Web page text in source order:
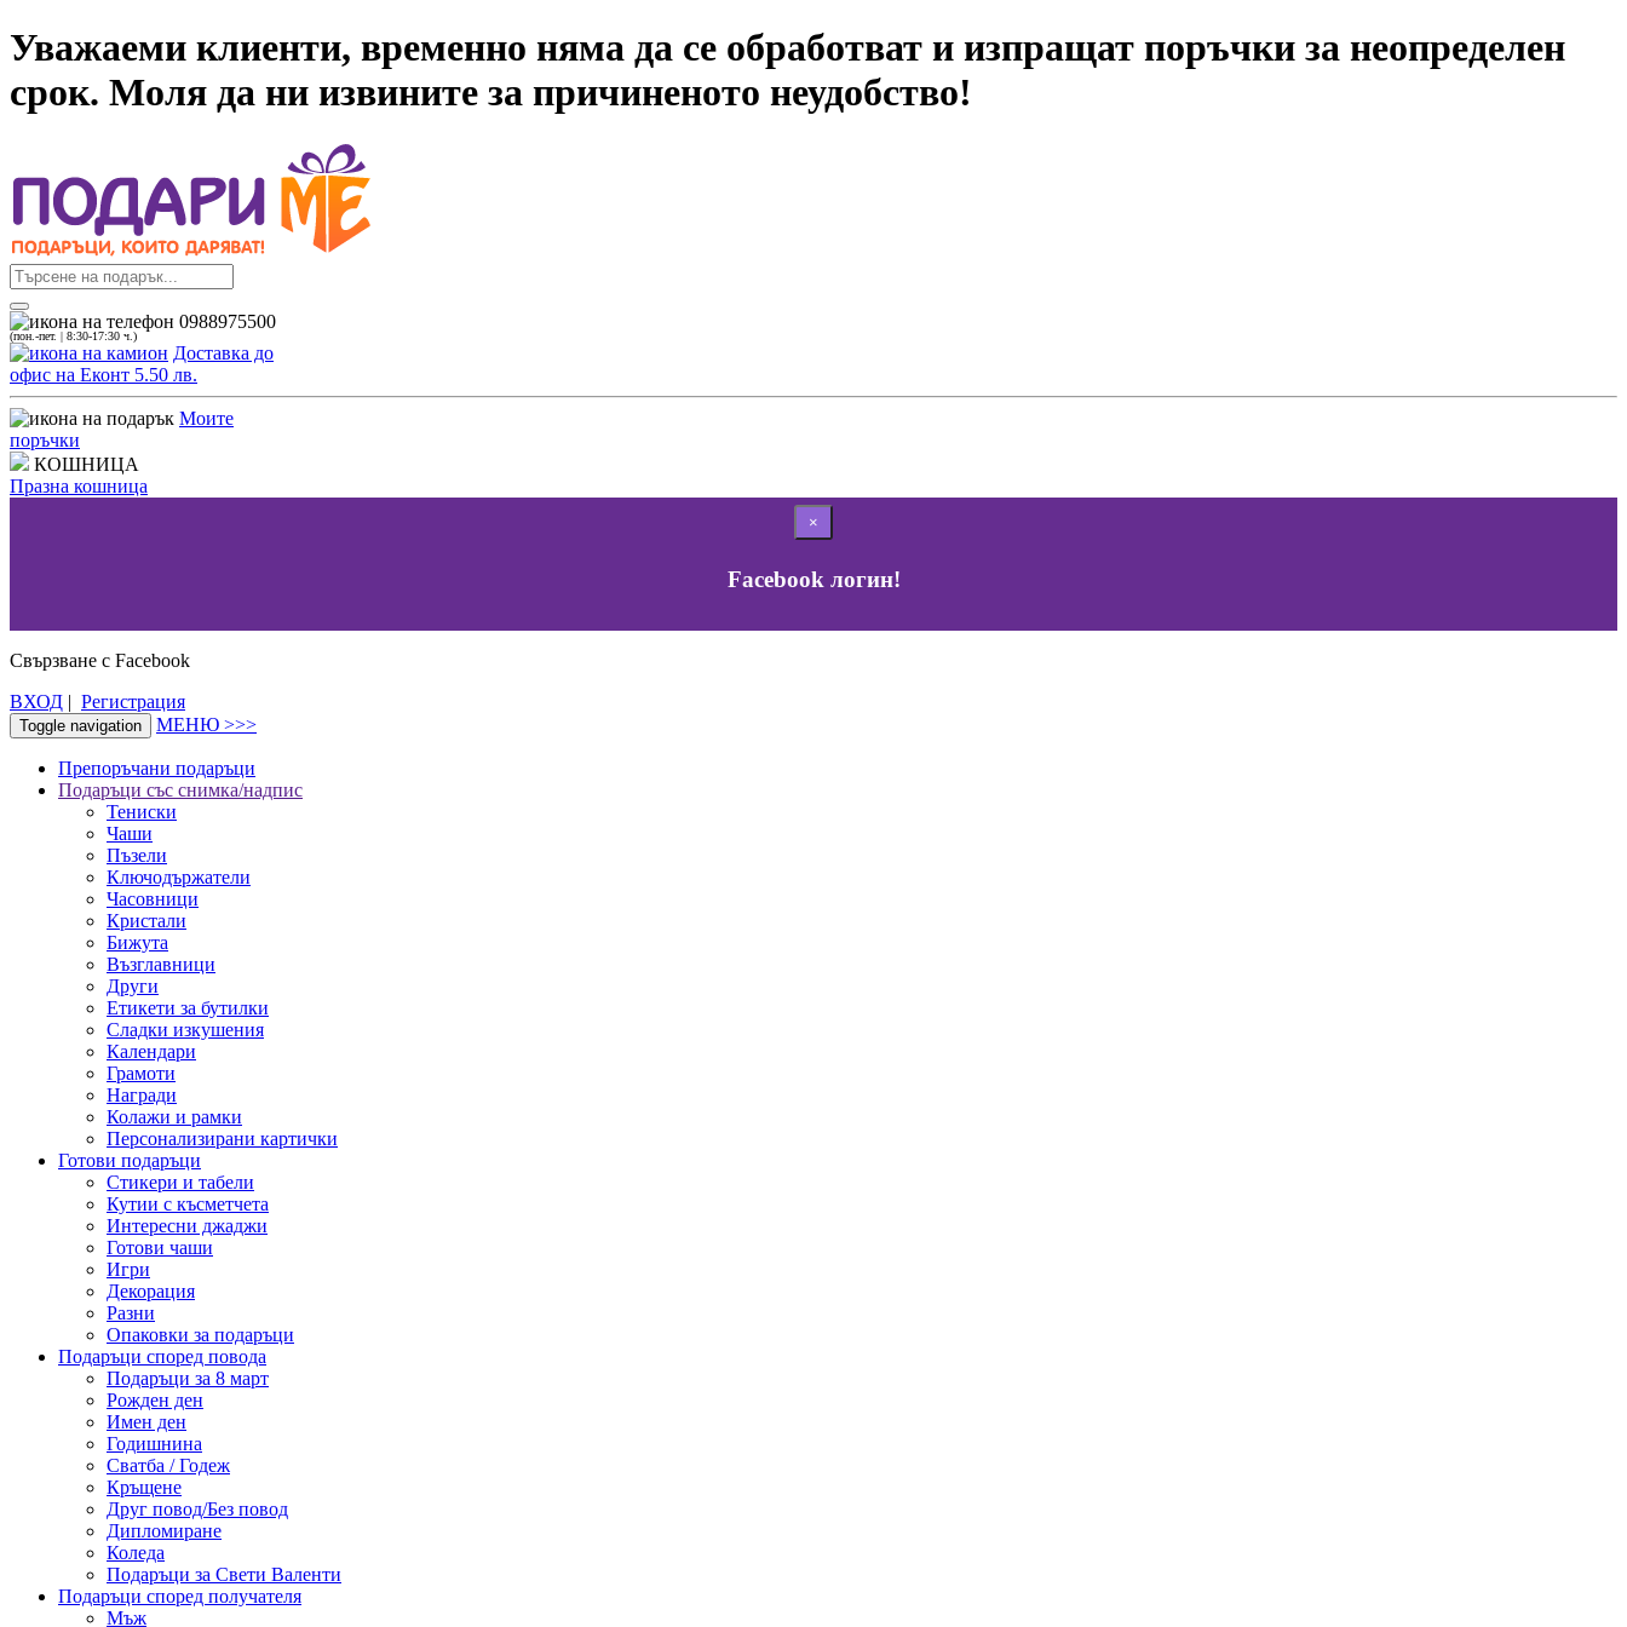
Уважаеми клиенти, временно няма да се обработват и изпращат поръчки за неопределен
срок. Моля да ни извините за причиненото неудобство!
0988975500
(пон.-пет. | 8:30-17:30 ч.)
Доставка до
офис на Еконт 5.50 лв.
Моите
поръчки
КОШНИЦА
Празна кошница
×
Facebook логин!
Свързване с Facebook
ВХОД | Регистрация
Toggle navigation МЕНЮ >>>
Препоръчани подаръци
Подаръци със снимка/надпис
Тениски
Чаши
Пъзели
Ключодържатели
Часовници
Кристали
Бижута
Възглавници
Други
Етикети за бутилки
Сладки изкушения
Календари
Грамоти
Награди
Колажи и рамки
Персонализирани картички
Готови подаръци
Стикери и табели
Кутии с късметчета
Интересни джаджи
Готови чаши
Игри
Декорация
Разни
Опаковки за подаръци
Подаръци според повода
Подаръци за 8 март
Рожден ден
Имен ден
Годишнина
Сватба / Годеж
Кръщене
Друг повод/Без повод
Дипломиране
Коледа
Подаръци за Свети Валенти
Подаръци според получателя
Мъж